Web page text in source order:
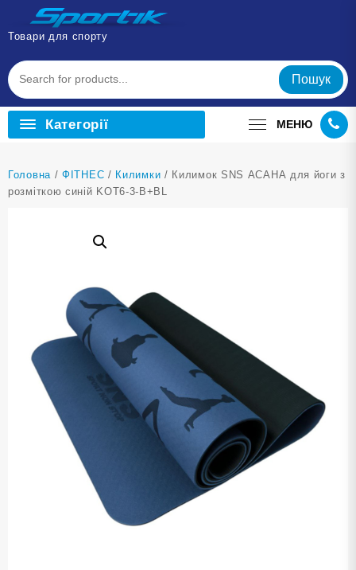
Перейти
вмісту
Товари для спорту
Пошук
Категорії МЕНЮ
Головна /ФІТНЕС / Килимки / Килимок SNS АСАНА для йоги з
розміткою синій KOT6-3-В+BL